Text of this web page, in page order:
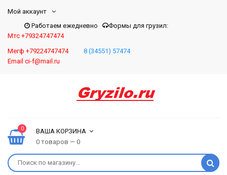
Мой аккаунт
Работаем ежедневно
Формы для грузил:
Мтс +79324747474
Мегф +79224747474
8 (34551) 57474
Email ci-f@mail.ru
0
ВАША КОРЗИНА
0 товаров — 0